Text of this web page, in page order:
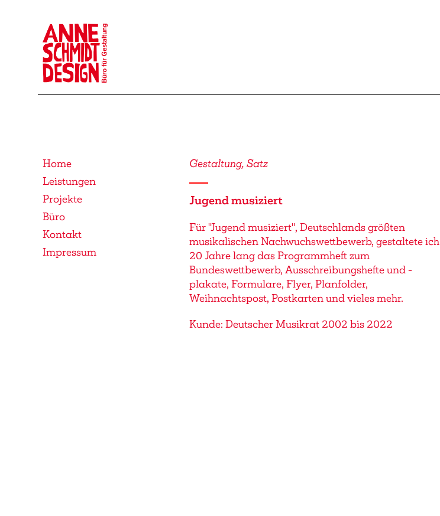
Home
Leistungen
Projekte
Büro
Kontakt
Impressum
Gestaltung, Satz
Jugend musiziert
Für "Jugend musiziert", Deutschlands größten
musikalischen Nachwuchswettbewerb, gestaltete ich
20 Jahre lang das Programmheft zum
Bundeswettbewerb, Ausschreibungshefte und -
plakate, Formulare, Flyer, Planfolder,
Weihnachtspost, Postkarten und vieles mehr.
Kunde: Deutscher Musikrat 2002 bis 2022